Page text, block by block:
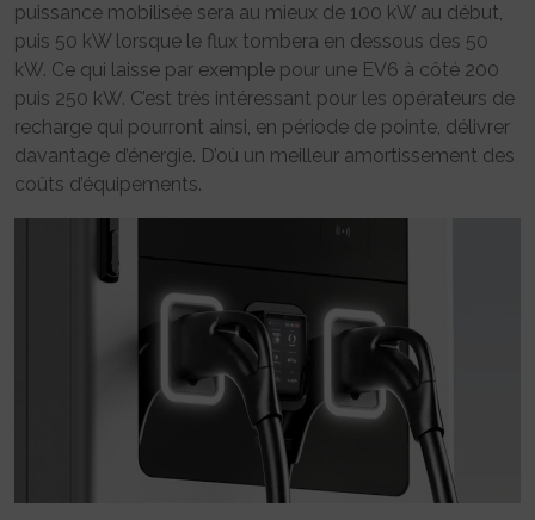
puissance mobilisée sera au mieux de 100 kW au début,
puis 50 kW lorsque le flux tombera en dessous des 50
kW. Ce qui laisse par exemple pour une EV6 à côté 200
puis 250 kW. C’est très intéressant pour les opérateurs de
recharge qui pourront ainsi, en période de pointe, délivrer
davantage d’énergie. D’où un meilleur amortissement des
coûts d’équipements.